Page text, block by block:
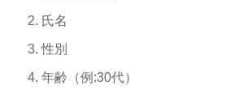
氏名
性別
年齢（例:30代）